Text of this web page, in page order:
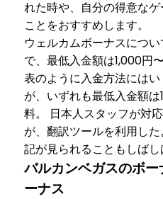
れた時や、自分の得意な
ことをおすすめします。
ウェルカムボーナスにつ
で、最低入金額は1,000円
表のように入金方法には
が、いずれも最低入金額
料。 日本人スタッフが対
が、翻訳ツールを利用し
記が見られることもしばし
バルカンベガスのボ
ーナス